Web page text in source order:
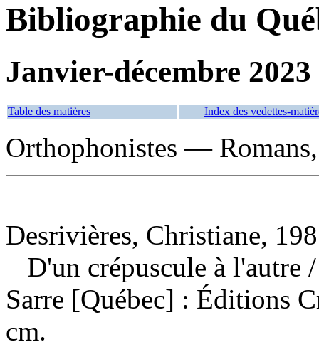
Bibliographie du
Janvier-décembre 2023
Table des matières Index des vedettes-
Orthophonistes —
Desrivières, Christiane,
D'un crépuscule à l'autre
Sarre [Québec] : Éditions
cm.